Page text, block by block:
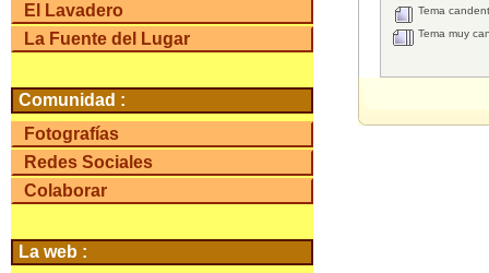
El Lavadero
La Fuente del Lugar
Comunidad :
Fotografías
Redes Sociales
Colaborar
La web :
Tema
Tema muy